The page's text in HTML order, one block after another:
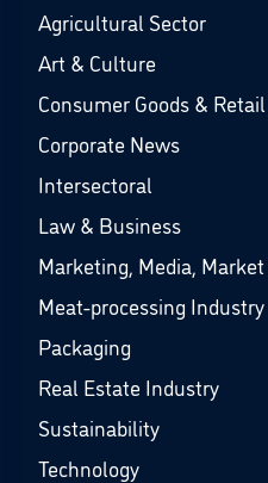
Agricultural Sector
Art & Culture
Consumer Goods &
Corporate News
Intersectoral
Law & Business
Marketing, Media,
Meat-processing Industry
Packaging
Real Estate Industry
Sustainability
Technology